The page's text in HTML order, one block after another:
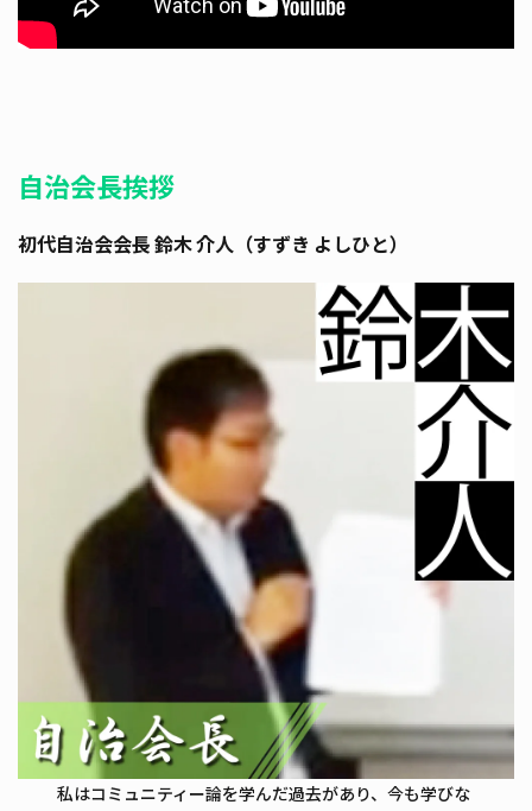
自治会長挨拶
初代自治会会長 鈴木 介人（すずき よしひと）
私はコミュニティー論を学んだ過去があり、今も学びな